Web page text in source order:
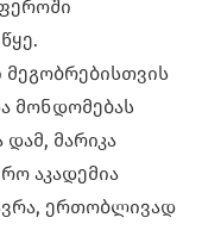
მონდომებას
მარიკა
აკადემია
ერთობლივად